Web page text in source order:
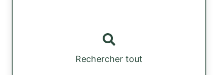
Rechercher tout